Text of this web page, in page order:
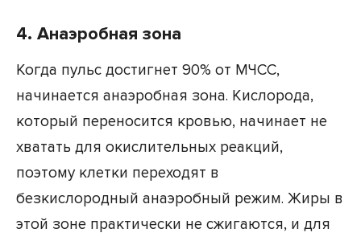
4. Анаэробная зона
Когда пульс достигнет 90% от МЧСС,
начинается анаэробная зона. Кислорода,
который переносится кровью, начинает не
хватать для окислительных реакций,
поэтому клетки переходят в
безкислородный анаэробный режим. Жиры в
этой зоне практически не сжигаются, и для